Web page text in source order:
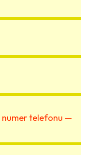
numer telefonu —